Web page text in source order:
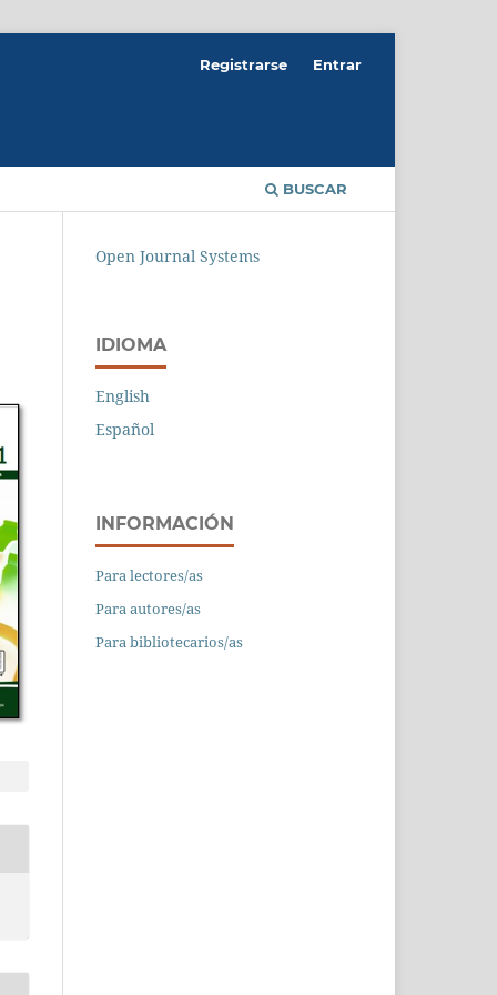
BUSCAR
Registrarse Entrar
Open Journal Systems
IDIOMA
English
Español
INFORMACIÓN
Para lectores/as
Para autores/as
Para bibliotecarios/as